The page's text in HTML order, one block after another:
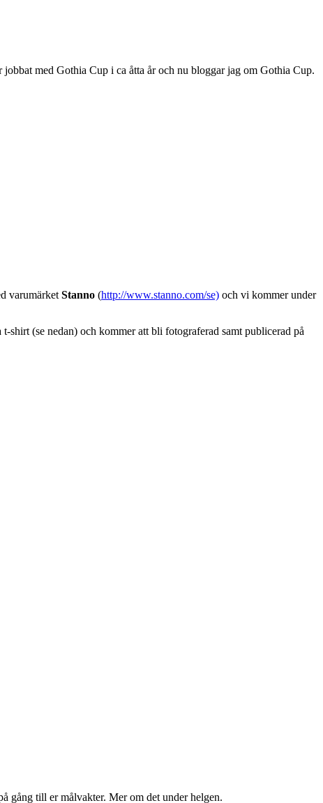
med Gothia Cup i ca åtta år och nu bloggar jag om Gothia Cup.
varumärket Stanno (http://www.stanno.com/se) och vi kommer under
shirt (se nedan) och kommer att bli fotograferad samt publicerad på
gång till er målvakter. Mer om det under helgen.